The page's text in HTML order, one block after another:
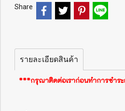
Share
รายละเอียดสินค้า
***กรุณาติดต่อเราก่อนทำการชำร